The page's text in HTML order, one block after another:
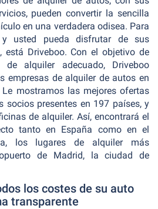
pueden convertir la sencilla
en una verdadera odisea. Para
usted pueda disfrutar de sus
, está Driveboo. Con el objetivo de
alquiler adecuado, Driveboo
empresas de alquiler de autos en
mostramos las mejores ofertas
socios presentes en 197 países, y
de alquiler. Así, encontrará el
tanto en España como en el
los lugares de alquiler más
de Madrid, la ciudad de
los costes de su auto
transparente